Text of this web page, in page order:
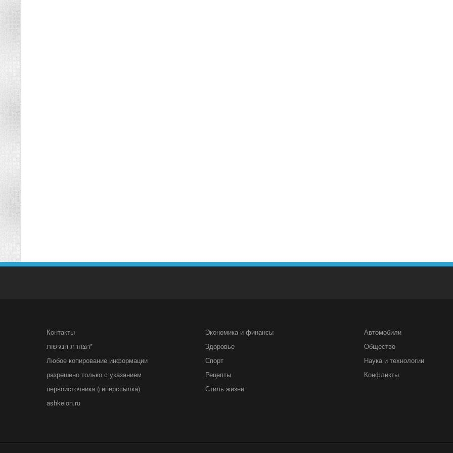
Контакты
הצהרת הנגישות*
Любое копирование информации
разрешено только с указанием
первоисточника (гиперссылка)
ashkelon.ru
Экономика и финансы
Здоровье
Спорт
Рецепты
Стиль жизни
Автомобили
Общество
Наука и технологии
Конфликты